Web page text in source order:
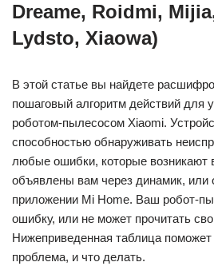
Dreame, Roidmi,
Lydsto, Xiaowa)
В этой статье вы найдете
пошаговый алгоритм действий для
роботом-пылесосом Xiaomi.
способностью обнаруживать
любые ошибки, которые возникают
объявлены вам через динамик, или
приложении Mi Home. Ваш робот-
ошибку, или не может прочитать
Нижеприведенная таблица
проблема, и что делать.